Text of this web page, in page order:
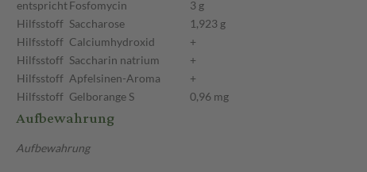
entsprichtFosfomycin
3 g
Hilfsstoff Saccharose
1,923 g
Hilfsstoff Calciumhydroxid
+
Hilfsstoff Saccharin natrium
+
Hilfsstoff Apfelsinen-Aroma
+
Hilfsstoff Gelborange S 0,96 mg
Aufbewahrung
Aufbewahrung